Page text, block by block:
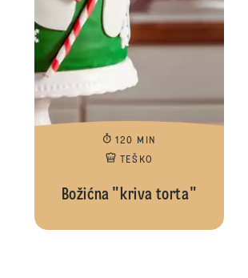
120 MIN
TEŠKO
Božićna "kriva torta"